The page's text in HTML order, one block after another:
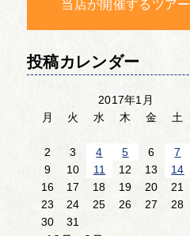
当店が開催するツアー
投稿カレンダー
2017年1月
月
火 水 木 金 土
2
3 4 5 6 7
9
10 11 12 13 14
16
17 18 19 20 21
23
24 25 26 27 28
30
31